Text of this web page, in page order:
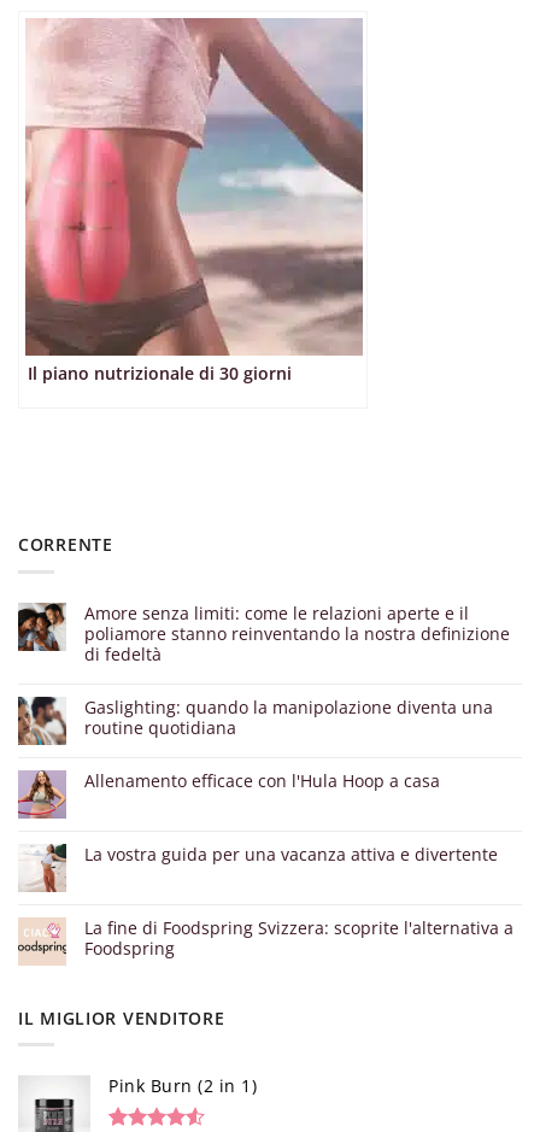
Il piano nutrizionale di 30 giorni
CORRENTE
Amore senza limiti: come le relazioni aperte e il
poliamore stanno reinventando la nostra definizione
di fedeltà
Gaslighting: quando la manipolazione diventa una
routine quotidiana
Allenamento efficace con l'Hula Hoop a casa
La vostra guida per una vacanza attiva e divertente
La fine di Foodspring Svizzera: scoprite l'alternativa a
Foodspring
IL MIGLIOR VENDITORE
Pink Burn (2 in 1)